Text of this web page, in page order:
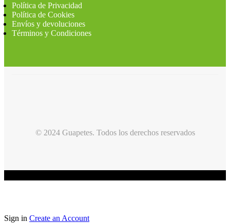
Política de Privacidad
Política de Cookies
Envíos y devoluciones
Términos y Condiciones
© 2024 Guapetes. Todos los derechos reservados
Sign in Create an Account